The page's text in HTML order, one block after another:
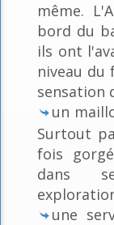
même.
bord du
ils ont
niveau du
sensation
un
Surtout
fois
dans
une